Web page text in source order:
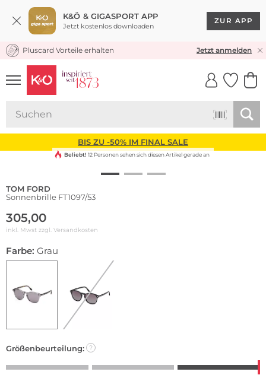
K&Ö & GIGASPORT APP
Jetzt kostenlos downloaden
ZUR APP
KOSTENLOSER VERSAND* & RÜCKVERSAND
Pluscard Vorteile erhalten Jetzt anmelden
UNSERE APP
CLICK &
BIS ZU -50% IM FINAL SALE
Beliebt! 12 Personen sehen sich diesen Artikel gerade an
TOM FORD
Sonnenbrille FT1097/53
305,00
inkl. Mwst zzgl. Versandkosten
Farbe: Grau
Größenbeurteilung: ?